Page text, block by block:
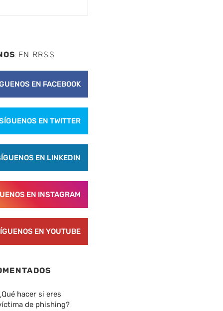
EN RRSS
EN FACEBOOK
EN TWITTER
EN LINKEDIN
EN INSTAGRAM
EN YOUTUBE
hacer si eres
de phishing?